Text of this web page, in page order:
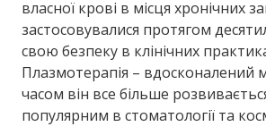
власної крові в місця хронічних
застосовувалися протягом
свою безпеку в клінічних
Плазмотерапія – вдосконалений
часом він все більше
популярним в стоматології та